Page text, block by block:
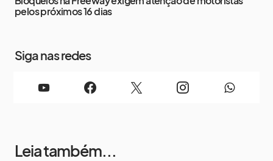
pelos próximos 16 dias
Siga nas redes
Leia também...